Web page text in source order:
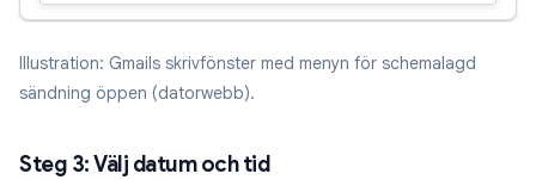
Illustration: Gmails skrivfönster med menyn för schemalagd
sändning öppen (datorwebb).
Steg 3: Välj datum och tid